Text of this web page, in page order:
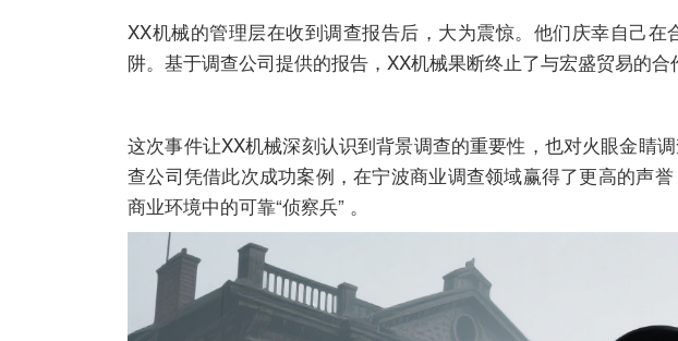
XX机械的管理层在收到调查报告后，大为震惊。他们庆幸自己
阱。基于调查公司提供的报告，XX机械果断终止了与宏盛贸易的
这次事件让XX机械深刻认识到背景调查的重要性，也对火眼金睛
查公司凭借此次成功案例，在宁波商业调查领域赢得了更高的声
商业环境中的可靠“侦察兵” 。